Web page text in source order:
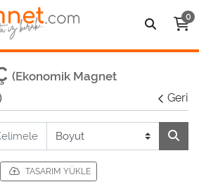
0
(Ekonomik Magnet
Geri
TASARIM YÜKLE